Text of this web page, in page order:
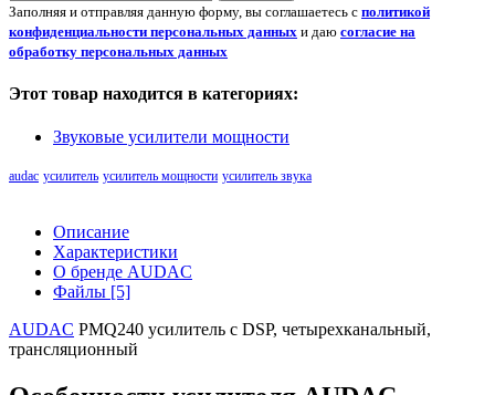
Заполняя и отправляя данную форму, вы соглашаетесь с политикой
конфиденциальности персональных данных и даю согласие на
обработку персональных данных
Этот товар находится в категориях:
Звуковые усилители мощности
audac усилитель усилитель мощности усилитель звука
Описание
Характеристики
О бренде AUDAC
Файлы [5]
AUDAC PMQ240 усилитель с DSP, четырехканальный,
трансляционный